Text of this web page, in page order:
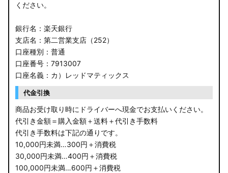
ください。
銀行名：楽天銀行
支店名：第二営業支店（252）
口座種別：普通
口座番号：7913007
口座名義：カ）レッドマティックス
代金引換
商品お受け取り時にドライバーへ現金でお支払いください。
代引き金額＝購入金額＋送料＋代引き手数料
代引き手数料は下記の通りです。
10,000円未満…300円＋消費税
30,000円未満…400円＋消費税
100,000円未満…600円＋消費税